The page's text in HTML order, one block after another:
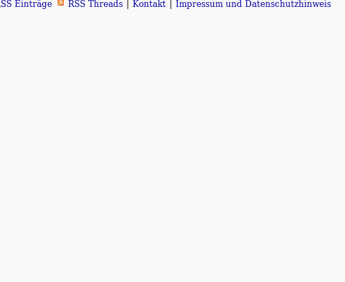
Einträge RSS Threads Kontakt Impressum und Datenschutzhinweis